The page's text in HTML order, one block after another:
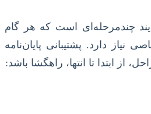
چندمرحله‌ای است که هر گام
دارد. پشتیبانی پایان‌نامه
از ابتدا تا انتها، راهگشا باشد: